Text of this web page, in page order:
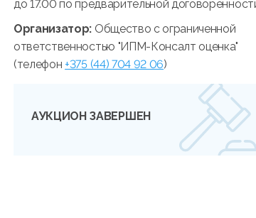
до 17.00 по предварительной
Организатор: Общество с ограниченной
ответственностью "ИПМ-Консалт оценка"
(телефон+375 (44) 704 92 06)
АУКЦИОН ЗАВЕРШЕН